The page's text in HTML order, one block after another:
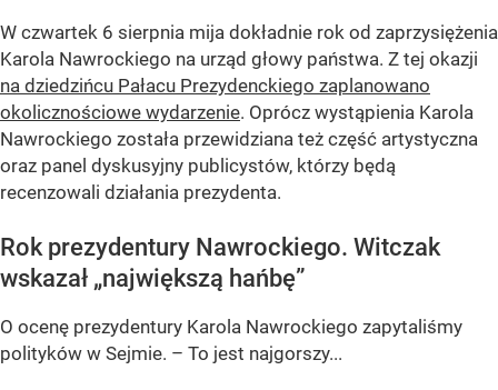
W czwartek 6 sierpnia mija dokładnie rok od zaprzysiężenia
Karola Nawrockiego na urząd głowy państwa. Z tej okazji
na dziedzińcu Pałacu Prezydenckiego zaplanowano
okolicznościowe wydarzenie. Oprócz wystąpienia Karola
Nawrockiego została przewidziana też część artystyczna
oraz panel dyskusyjny publicystów, którzy będą
recenzowali działania prezydenta.
Rok prezydentury Nawrockiego. Witczak
wskazał „największą hańbę”
O ocenę prezydentury Karola Nawrockiego zapytaliśmy
polityków w Sejmie. – To jest najgorszy...